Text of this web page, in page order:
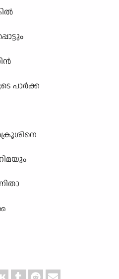
പാർക്ക